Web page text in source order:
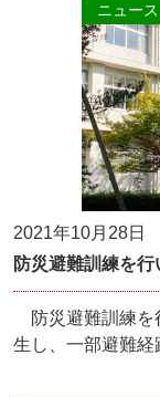
ニュース
2021年10月28日
防災避難訓練を行
防災避難訓練を
生し、一部避難